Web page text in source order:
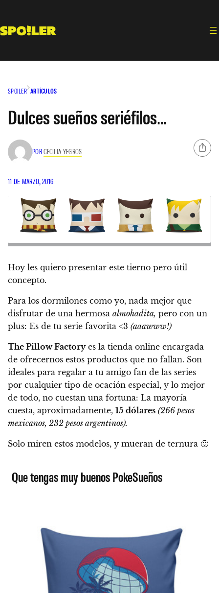
contenido
SPOILER ARTÍCULOS
Dulces sueños seriéfilos…
PORCECILIA YEGROS
11 DE MARZO, 2016
Hoy les quiero presentar este tierno pero útil
concepto.
Para los dormilones como yo, nada mejor que
disfrutar de una hermosa almohadita, pero con un
plus: Es de tu serie favorita <3 (aaawww!)
The Pillow Factoryes la tienda online encargada
de ofrecernos estos productos que no fallan. Son
ideales para regalar a tu amigo fan de las series
por cualquier tipo de ocación especial, y lo mejor
de todo, no cuestan una fortuna: La mayoría
cuesta, aproximadamente, 15 dólares (266 pesos
mexicanos, 232 pesos argentinos).
Solo miren estos modelos, y mueran de ternura 🙂
Que tengas muy buenos PokeSueños